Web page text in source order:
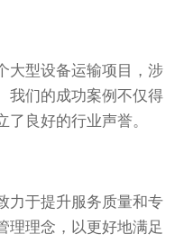
大型设备运输项目，涉
我们的成功案例不仅得
良好的行业声誉。
力于提升服务质量和专
理理念，以更好地满足